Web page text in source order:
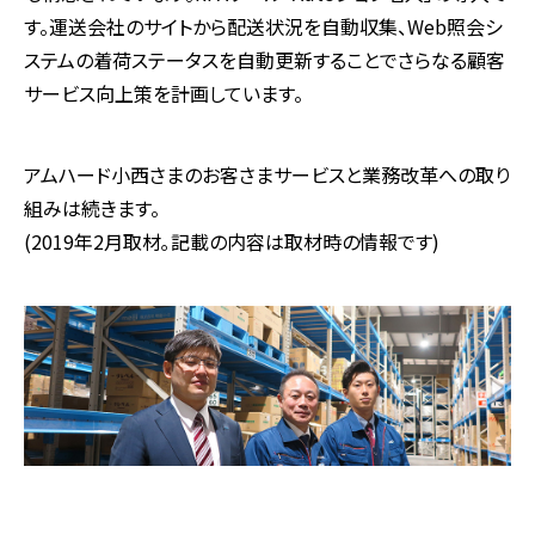
す。運送会社のサイトから配送状況を自動収集、Web照会シ
ステムの着荷ステータスを自動更新することでさらなる顧客
サービス向上策を計画しています。
アムハード小西さまのお客さまサービスと業務改革への取り
組みは続きます。
(2019年2月取材｡記載の内容は取材時の情報です)